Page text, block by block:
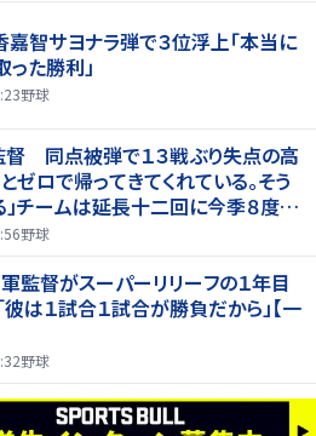
嘉智サヨナラ弾で３位浮上「本当に
た勝利」
野球
督 同点被弾で１３戦ぶり失点の高
ゼロで帰ってきてくれている。そう
」チームは延長十二回に今季８度目
野球
監督がスーパーリリーフの１年目
は１試合１試合が勝負だから」【一
野球